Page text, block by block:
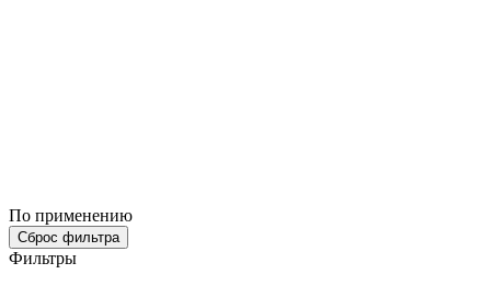
По применению
Сброс фильтра
Фильтры